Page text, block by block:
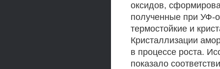
оксидов,
полученные при УФ-
термостойкие и
Кристаллизации
в процессе роста.
показало